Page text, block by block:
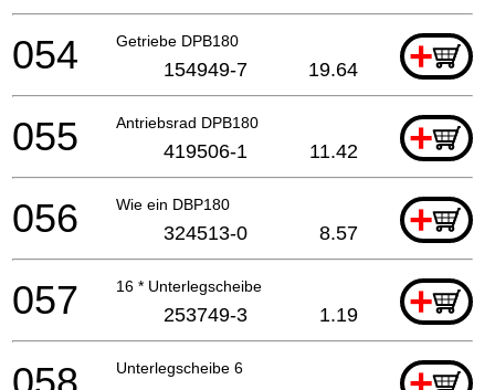
Getriebe DPB180 +
054 154949-7 19.64
Antriebsrad DPB180 +
055 419506-1 11.42
Wie ein DBP180 +
056 324513-0 8.57
16 * Unterlegscheibe +
057 253749-3 1.19
Unterlegscheibe 6